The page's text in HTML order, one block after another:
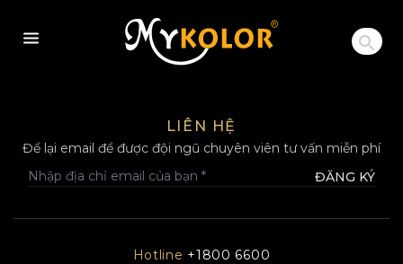
MYKOLOR
LIÊN HỆ
Để lại email để được đội ngũ chuyên viên tư vấn miễn phí
ĐĂNG KÝ
Hotline +1800 6600